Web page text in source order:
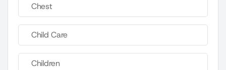
Chest
Child Care
Children